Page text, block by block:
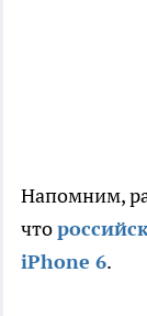
Напомним,
что
iPhone 6.